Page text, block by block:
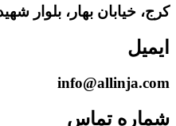
کرج، خیابان بهار، بلوار شهید
ایمیل
info@allinja.com
شماره تماس